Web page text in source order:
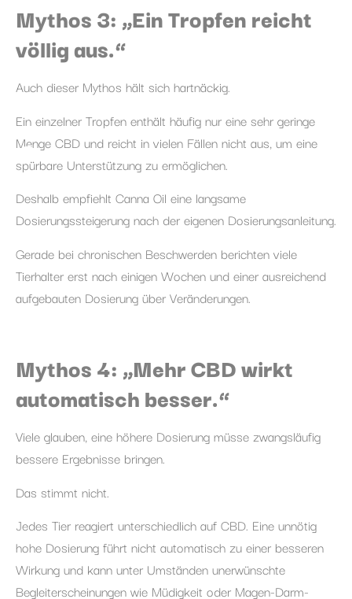
Mythos 3: „Ein Tropfen reicht
völlig aus.“
Auch dieser Mythos hält sich hartnäckig.
Ein einzelner Tropfen enthält häufig nur eine sehr geringe
Menge CBD und reicht in vielen Fällen nicht aus, um eine
spürbare Unterstützung zu ermöglichen.
Deshalb empfiehlt Canna Oil eine langsame
Dosierungssteigerung nach der eigenen Dosierungsanleitung.
Gerade bei chronischen Beschwerden berichten viele
Tierhalter erst nach einigen Wochen und einer ausreichend
aufgebauten Dosierung über Veränderungen.
Mythos 4: „Mehr CBD wirkt
automatisch besser.“
Viele glauben, eine höhere Dosierung müsse zwangsläufig
bessere Ergebnisse bringen.
Das stimmt nicht.
Jedes Tier reagiert unterschiedlich auf CBD. Eine unnötig
hohe Dosierung führt nicht automatisch zu einer besseren
Wirkung und kann unter Umständen unerwünschte
Begleiterscheinungen wie Müdigkeit oder Magen-Darm-